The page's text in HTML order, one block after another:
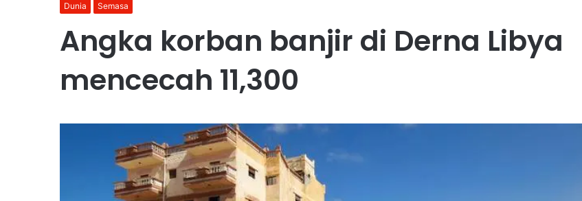
Dunia Semasa
Angka korban banjir di Derna Libya
mencecah 11,300